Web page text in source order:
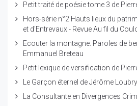
Petit traité de poésie tome 3 de
Hors-série n°2 Hauts lieux du
et d'Entrevaux - Revue Au fil du
Ecouter la montagne. Paroles de
Emmanuel Breteau
Petit lexique de versification de
Le Garçon éternel de Jérôme Loubry
La Consultante en Divergences